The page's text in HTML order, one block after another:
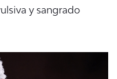
y sangrado